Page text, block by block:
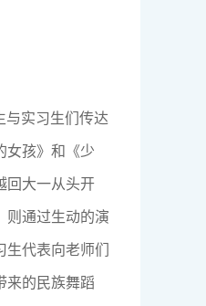
与实习生们传达
女孩》和《少
回大一从头开
则通过生动的演
代表向老师们
来的民族舞蹈